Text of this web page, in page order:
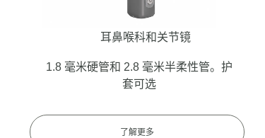
了解更多
耳鼻喉科和关节镜
1.8 毫米硬管和 2.8 毫米半柔性管。护
套可选